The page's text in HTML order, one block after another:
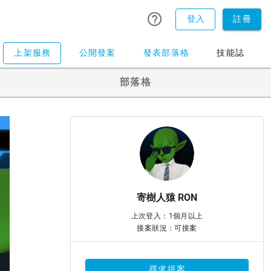
登入 註冊
上架服務 公開發案 發表部落格 技能誌
部落格
寄樹人猿 RON
上次登入：1個月以上
接案狀況：可接案